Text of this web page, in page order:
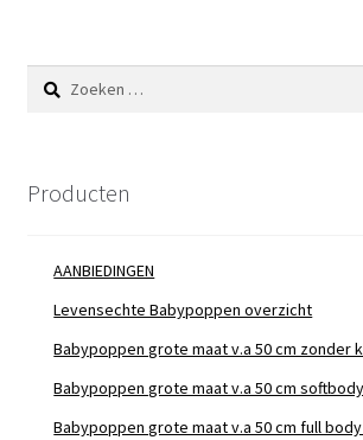
Zoeken
naar:
Producten
AANBIEDINGEN
Levensechte Babypoppen overzicht
Babypoppen grote maat v.a 50 cm zonder
Babypoppen grote maat v.a 50 cm
Babypoppen grote maat v.a 50 cm full